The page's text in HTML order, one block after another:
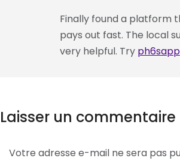
Finally found a platform
pays out fast. The local
very helpful. Try ph6sapp
Laisser un commentaire
Votre adresse e-mail ne sera pas